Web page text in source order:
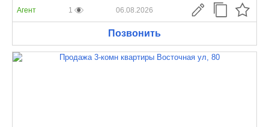
Агент 1 06.08.2026
Позвонить